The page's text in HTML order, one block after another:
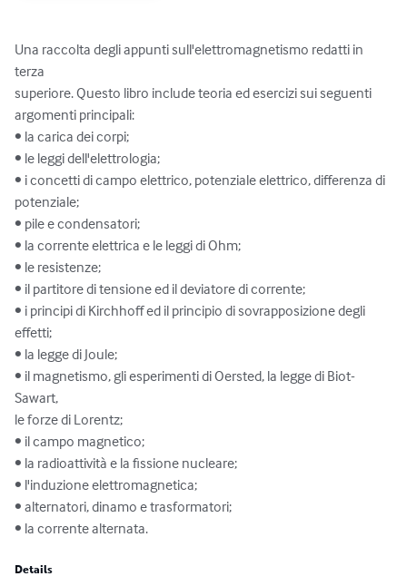
Una raccolta degli appunti sull'elettromagnetismo redatti in
terza
superiore. Questo libro include teoria ed esercizi sui seguenti
argomenti principali:
• la carica dei corpi;
• le leggi dell'elettrologia;
• i concetti di campo elettrico, potenziale elettrico, differenza di
potenziale;
• pile e condensatori;
• la corrente elettrica e le leggi di Ohm;
• le resistenze;
• il partitore di tensione ed il deviatore di corrente;
• i principi di Kirchhoff ed il principio di sovrapposizione degli
effetti;
• la legge di Joule;
• il magnetismo, gli esperimenti di Oersted, la legge di Biot-
Sawart,
le forze di Lorentz;
• il campo magnetico;
• la radioattività e la fissione nucleare;
• l'induzione elettromagnetica;
• alternatori, dinamo e trasformatori;
• la corrente alternata.
Details